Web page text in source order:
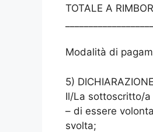
TOTALE A
Modalità di
5)
Il/La sottoscritto/a
– di essere
svolta;